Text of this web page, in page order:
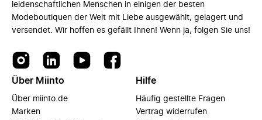
leidenschaftlichen Menschen in einigen der besten
Modeboutiquen der Welt mit Liebe ausgewählt, gelagert und
versendet. Wir hoffen es gefällt Ihnen! Wenn ja, folgen Sie uns!
Über Miinto
Über miinto.de
Marken
Hilfe
Häufig gestellte Fragen
Vertrag widerrufen